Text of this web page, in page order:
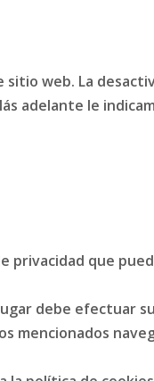
web. La
adelante le
privacidad que
debe efectuar
mencionados